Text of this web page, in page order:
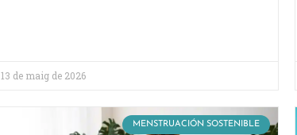
13 de maig de 2026
MENSTRUACIÓN SOSTENIBLE